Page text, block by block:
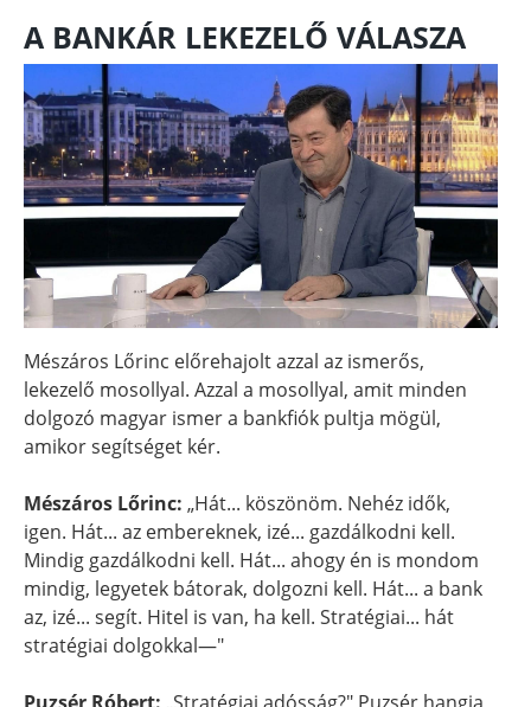
A BANKÁR LEKEZELŐ VÁLASZA
Mészáros Lőrinc előrehajolt azzal az ismerős,
lekezelő mosollyal. Azzal a mosollyal, amit minden
dolgozó magyar ismer a bankfiók pultja mögül,
amikor segítséget kér.
Mészáros Lőrinc: „Hát... köszönöm. Nehéz idők,
igen. Hát... az embereknek, izé... gazdálkodni kell.
Mindig gazdálkodni kell. Hát... ahogy én is mondom
mindig, legyetek bátorak, dolgozni kell. Hát... a bank
az, izé... segít. Hitel is van, ha kell. Stratégiai... hát
stratégiai dolgokkal—"